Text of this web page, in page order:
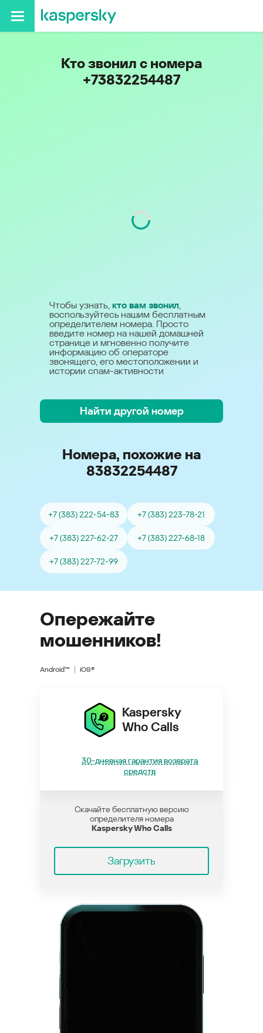
Кто звонил с номера
+73832254487
Чтобы узнать, кто вам звонил,
воспользуйтесь нашим бесплатным
определителем номера. Просто
введите номер на нашей домашней
странице и мгновенно получите
информацию об операторе
звонящего, его местоположении и
истории спам-активности
Найти другой номер
Номера, похожие на
83832254487
+7 (383) 222-54-83 +7 (383) 223-78-21
+7 (383) 227-62-27 +7 (383) 227-68-18
+7 (383) 227-72-99
Опережайте
мошенников!
Android™ iOS®
Kaspersky
Who Calls
30-дневная гарантия возврата
средств
Скачайте бесплатную версию
определителя номера
Kaspersky Who Calls
Загрузить